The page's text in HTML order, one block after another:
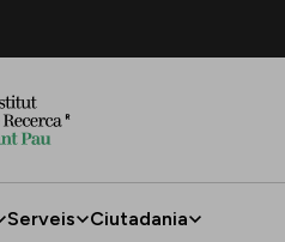
Serveis Ciutadania